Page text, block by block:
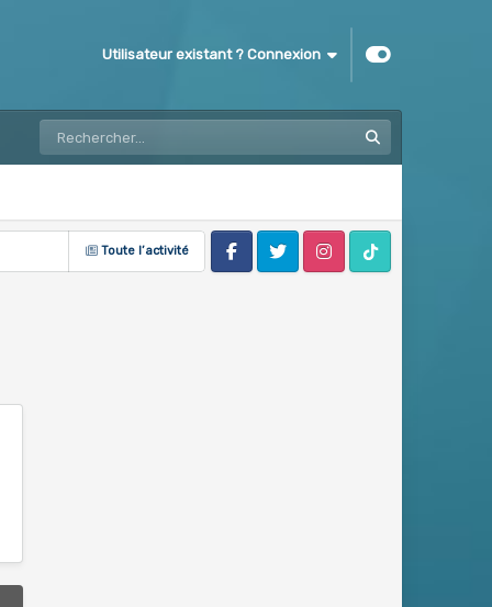
Utilisateur existant ? Connexion
Toute l’activité
FacebookTwitter InstagramTik Tok